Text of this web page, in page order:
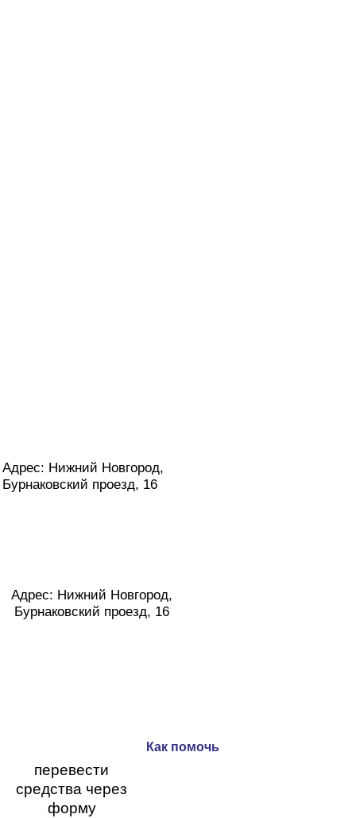
Как помочь
перевести
средства через
форму
Адрес: Нижний Новгород,
Бурнаковский проезд, 16
Адрес: Нижний Новгород,
Бурнаковский проезд, 16